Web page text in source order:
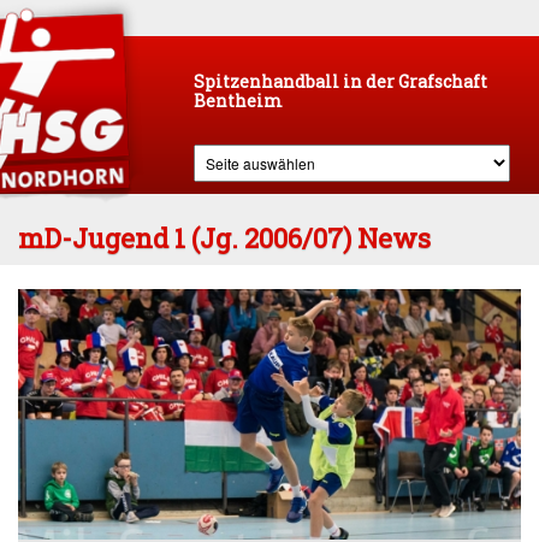
Spitzenhandball in der Grafschaft
Bentheim
mD-Jugend 1 (Jg. 2006/07) News